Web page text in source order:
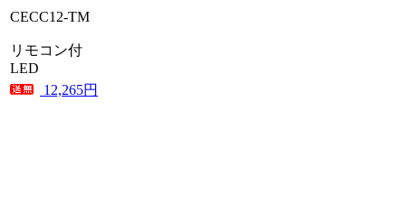
CECC12-TM
リモコン付
LED
12,265円